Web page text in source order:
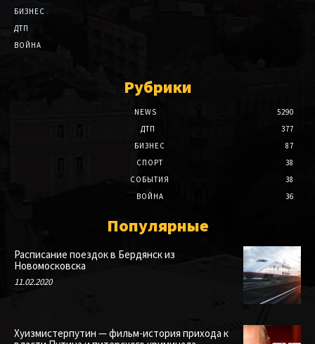
БИЗНЕС
ДТП
ВОЙНА
Рубрики
NEWS
5290
ДТП
377
БИЗНЕС
87
СПОРТ
38
СОБЫТИЯ
38
ВОЙНА
36
Популярные
Расписание поездок в Бердянск из
Новомосковска
11.02.2020
Хуизмистерпутин — фильм-история прихода к